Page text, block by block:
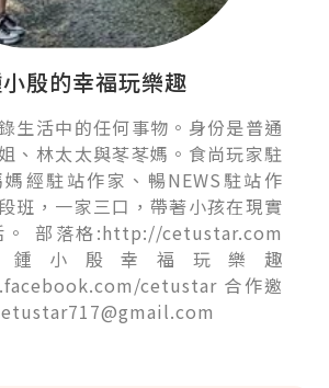
殷的幸福玩樂趣
生活中的任何事物。身份是普通
、林太太與苳苳媽。食尚玩家駐
經駐站作家、暢NEWS駐站作
班，一家三口，帶著小孩在現實
。 部落格:http://cetustar.com
小殷幸福玩樂趣
cetustar 合作邀